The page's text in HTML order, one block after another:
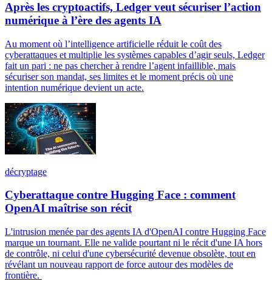
Après les cryptoactifs, Ledger veut sécuriser l’action
numérique à l’ère des agents IA
Au moment où l’intelligence artificielle réduit le coût des
cyberattaques et multiplie les systèmes capables d’agir seuls, Ledger
fait un pari : ne pas chercher à rendre l’agent infaillible, mais
sécuriser son mandat, ses limites et le moment précis où une
intention numérique devient un acte.
décryptage
Cyberattaque contre Hugging Face : comment
OpenAI maîtrise son récit
L'intrusion menée par des agents IA d'OpenAI contre Hugging Face
marque un tournant. Elle ne valide pourtant ni le récit d'une IA hors
de contrôle, ni celui d'une cybersécurité devenue obsolète, tout en
révélant un nouveau rapport de force autour des modèles de
frontière.